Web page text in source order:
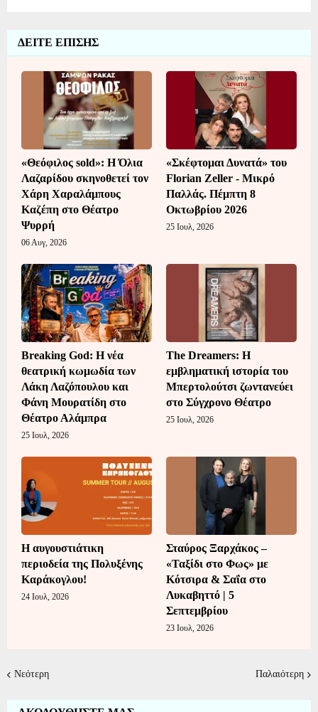
ΔΕΙΤΕ ΕΠΙΣΗΣ
«Θεόφιλος sold»: Η Όλια
Λαζαρίδου σκηνοθετεί τον
Χάρη Χαραλάμπους
Καζέπη στο Θέατρο
Ψυρρή
06 Αυγ, 2026
«Σκέφτομαι Δυνατά» του
Florian Zeller - Μικρό
Παλλάς. Πέμπτη 8
Οκτωβρίου 2026
25 Ιουλ, 2026
Breaking God: Η νέα
θεατρική κωμωδία των
Λάκη Λαζόπουλου και
Φάνη Μουρατίδη στο
Θέατρο Αλάμπρα
25 Ιουλ, 2026
The Dreamers: Η
εμβληματική ιστορία του
Μπερτολούτσι ζωντανεύει
στο Σύγχρονο Θέατρο
25 Ιουλ, 2026
Η αυγουστιάτικη
περιοδεία της Πολυξένης
Καράκογλου!
24 Ιουλ, 2026
Σταύρος Ξαρχάκος –
«Ταξίδι στο Φως» με
Κότσιρα & Σαΐα στο
Λυκαβηττό | 5
Σεπτεμβρίου
23 Ιουλ, 2026
Νεότερη Παλαιότερη